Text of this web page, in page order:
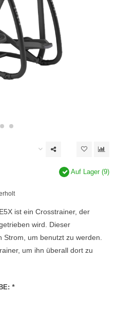
Auf Lager (9)
ist ein Crosstrainer, der
wird. Dieser
um benutzt zu werden.
um ihn überall dort zu
*